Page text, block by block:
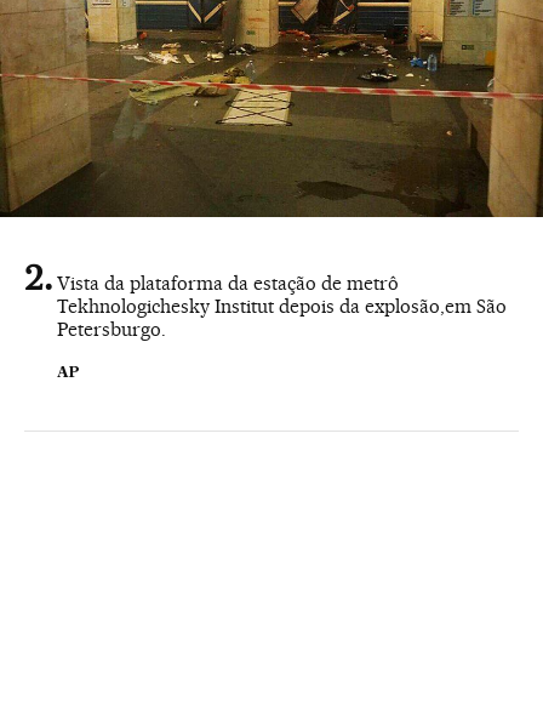
Vista da plataforma da estação de metrô
Tekhnologichesky Institut depois da explosão,em São
Petersburgo.
AP